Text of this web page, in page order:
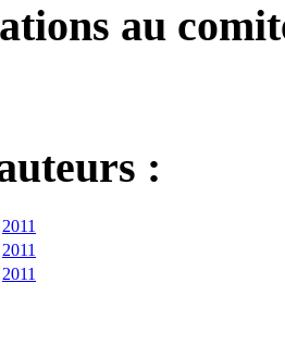
au
:
2011
2011
2011